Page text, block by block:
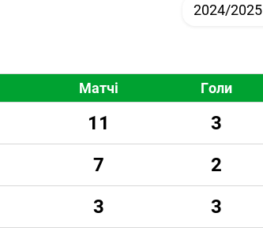
2024/2025
Матчі Голи
11 3
7 2
3 3